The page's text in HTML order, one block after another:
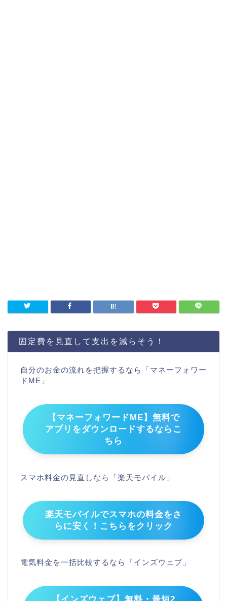
固定費を見直して支出を減らそう！
自分のお金の流れを把握するなら「マネーフォワー
ドME」
【マネーフォワードME】無料で
アプリをダウンロードするならこ
ちら
スマホ料金の見直しなら「楽天モバイル」
楽天モバイルでスマホの料金をさ
らに安く！こちらをクリック
電気料金を一括比較するなら「インズウェブ」